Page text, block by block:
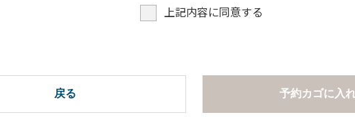
上記内容に同意する
戻る 予約カゴに入